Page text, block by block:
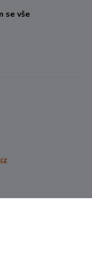
se vše